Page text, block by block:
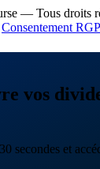
— Tous droits
Consentement
vos
secondes et